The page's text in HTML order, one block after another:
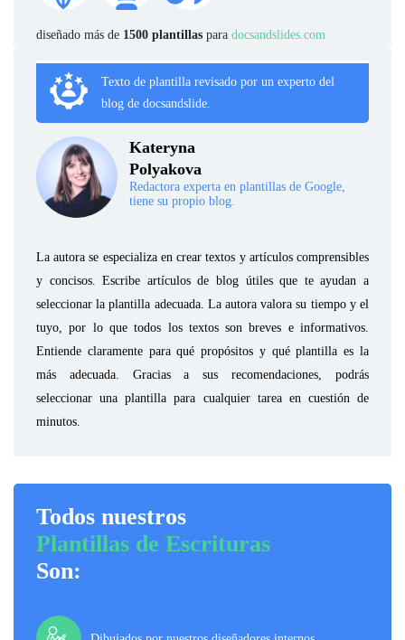
diseñado más de 1500 plantillas para docsandslides.com
Texto de plantilla revisado por un experto del
blog de docsandslide.
Kateryna
Polyakova
Redactora experta en plantillas de Google,
tiene su propio blog.
La autora se especializa en crear textos y artículos comprensibles
y concisos. Escribe artículos de blog útiles que te ayudan a
seleccionar la plantilla adecuada. La autora valora su tiempo y el
tuyo, por lo que todos los textos son breves e informativos.
Entiende claramente para qué propósitos y qué plantilla es la
más adecuada. Gracias a sus recomendaciones, podrás
seleccionar una plantilla para cualquier tarea en cuestión de
minutos.
Todos nuestros
Plantillas de Escrituras
Son: